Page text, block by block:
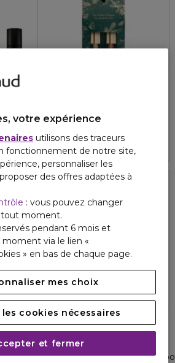
+ déodorant vaporisateur
Duo ombres féériques
16,00 €
+ gel douche
DOLCE&GABBANA
DEVOTION
Coffret eau de parfum +
votre expérience
utilisons des traceurs
fonctionnement de notre site,
personnaliser les
des offres adaptées à
: vous pouvez changer
tout moment.
pendant 6 mois et
via le lien «
» en bas de chaque page.
mes choix
cookies nécessaires
et fermer